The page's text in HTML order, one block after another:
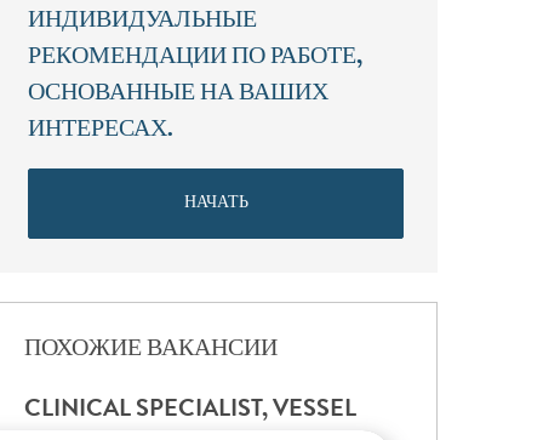
ИНДИВИДУАЛЬНЫЕ
РЕКОМЕНДАЦИИ ПО РАБОТЕ,
ОСНОВАННЫЕ НА ВАШИХ
ИНТЕРЕСАХ.
НАЧАТЬ
ПОХОЖИЕ ВАКАНСИИ
CLINICAL SPECIALIST, VESSEL